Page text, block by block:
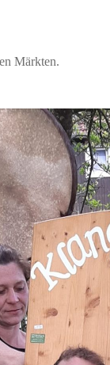
Märkten.